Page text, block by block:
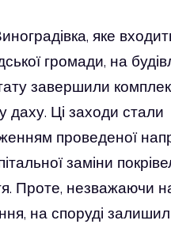
яке
громади, на
завершили
даху. Ці заходи стали
проведеної
заміни
Проте, незважаючи
на споруді